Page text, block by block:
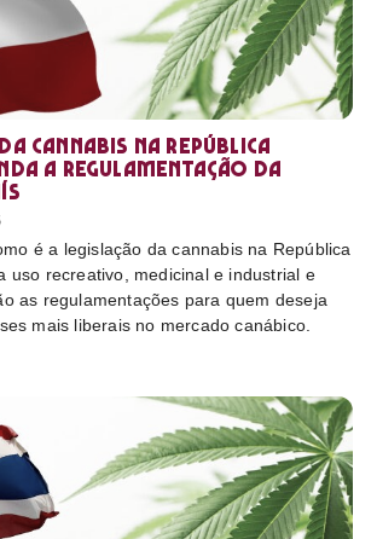
cannabis na República
a regulamentação da
é a legislação da cannabis na República
uso recreativo, medicinal e industrial e
as regulamentações para quem deseja
mais liberais no mercado canábico.